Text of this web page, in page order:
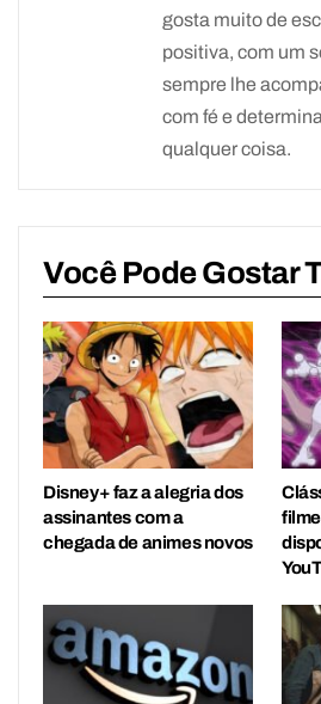
gosta muito de
positiva, com um
sempre lhe
com fé e
qualquer coisa.
Você Pode Gostar
Disney+ faz a alegria dos
assinantes com a
chegada de animes novos